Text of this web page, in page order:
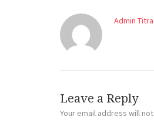
Admin Titra
Leave a Reply
Your email address will